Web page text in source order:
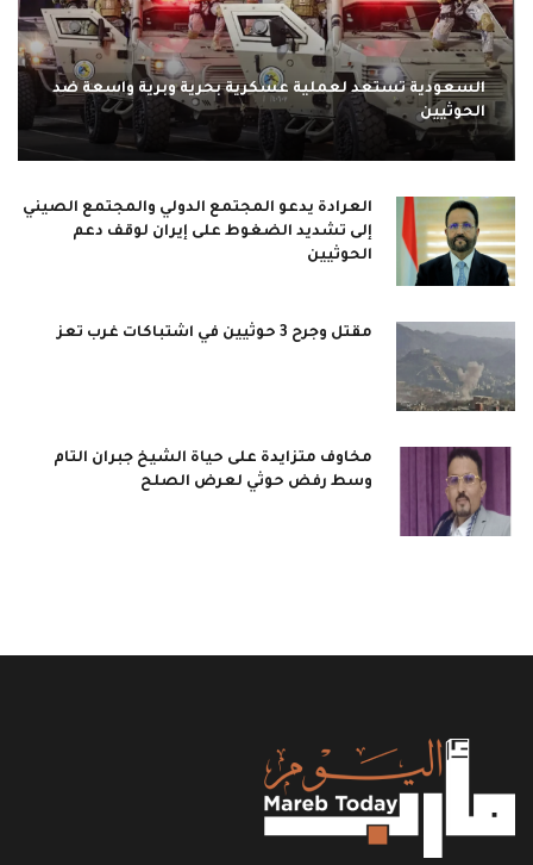
السعودية تستعد لعملية عسكرية بحرية وبرية واسعة ضد
الحوثيين
العرادة يدعو المجتمع الدولي والمجتمع الصيني
إلى تشديد الضغوط على إيران لوقف دعم
الحوثيين
مقتل وجرح 3 حوثيين في اشتباكات غرب تعز
مخاوف متزايدة على حياة الشيخ جبران التام
وسط رفض حوثي لعرض الصلح